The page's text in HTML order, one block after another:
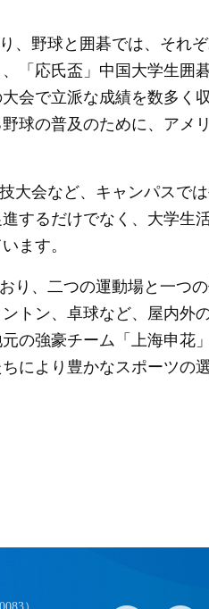
、野球と囲碁では、それ
「応氏盃」中国大学生囲
会で立派な成績を数多く
球の普及のために、アメ
大会など、キャンパスで
するだけでなく、大学生
ます。
り、二つの運動場と一つの
トン、卓球など、屋内外
の強豪チーム「上海申花
により豊かなスポーツの